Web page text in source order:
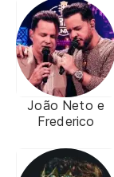
João Neto e
Frederico